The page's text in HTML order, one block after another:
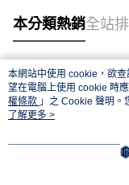
本分類熱銷全站
熱門標籤
本網站中使用 cookie，欲查
望在電腦上使用 cookie 時
權條款 」之 Cookie 聲明。
用條款之 Cookie 聲明使用
了解更多 >